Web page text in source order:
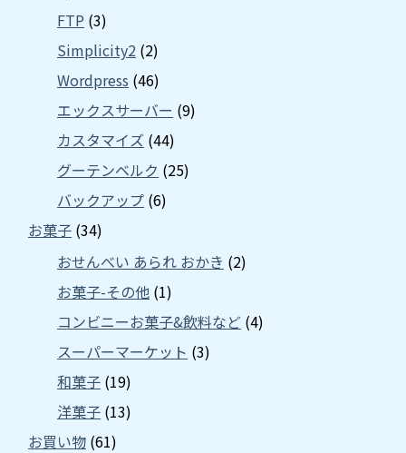
FTP (3)
Simplicity2 (2)
Wordpress (46)
エックスサーバー (9)
カスタマイズ (44)
グーテンベルク (25)
バックアップ (6)
お菓子 (34)
おせんべい あられ おかき (2)
お菓子-その他 (1)
コンビニーお菓子&飲料など (4)
スーパーマーケット (3)
和菓子 (19)
洋菓子 (13)
お買い物 (61)